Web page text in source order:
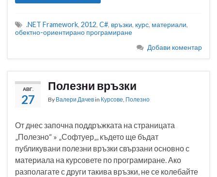
.NET Framework, 2012, C#, връзки, курс, материали,
обектно-ориентирано програмиране
Добави коментар
АВГ.
27
Полезни връзки
By Валери Дачевin Курсове, Полезно
От днес започна поддръжката на страницата
„Полезно“ » „Софтуер„, където ще бъдат
публикувани полезни връзки свързани основно с
материала на курсовете по програмиране. Ако
разполагате с други такива връзки, не се колебайте